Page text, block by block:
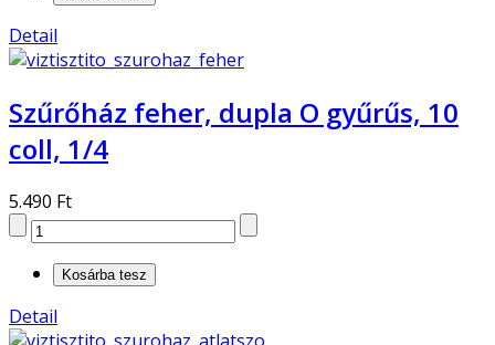
Detail
Szűrőház feher, dupla O gyűrűs, 10
coll, 1/4
5.490 Ft
Detail